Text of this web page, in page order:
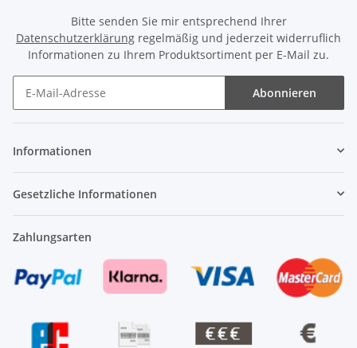
Bitte senden Sie mir entsprechend Ihrer
Datenschutzerklärung regelmäßig und jederzeit widerruflich
Informationen zu Ihrem Produktsortiment per E-Mail zu.
Abonnieren
Informationen
Gesetzliche Informationen
Zahlungsarten